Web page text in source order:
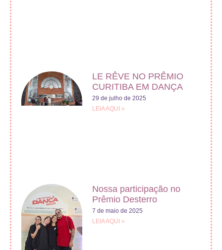
LE RÊVE NO PRÊMIO
CURITIBA EM DANÇA
29 de julho de 2025
LEIA AQUI »
Nossa participação no
Prêmio Desterro
7 de maio de 2025
LEIA AQUI »